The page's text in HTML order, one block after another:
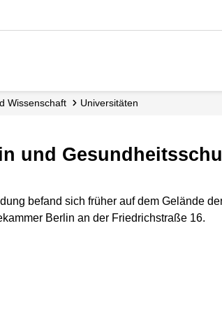
Wissenschaft Universitäten
und
befand sich früher auf dem Gelände
Berlin an der Friedrichstraße 16.